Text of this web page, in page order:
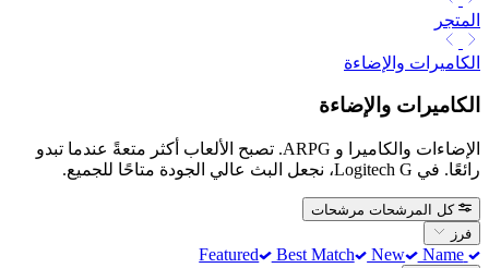
المتجر
الكاميرات والإضاءة
الكاميرات والإضاءة
الإضاءات والكاميرا و ARPG. تصبح الألعاب أكثر متعةً عندما تبدو
رائعًا. في Logitech G، نجعل البث عالي الجودة متاحًا للجميع.
كل المرشحات مرشحات
فرز
Featured
Best Match New Name